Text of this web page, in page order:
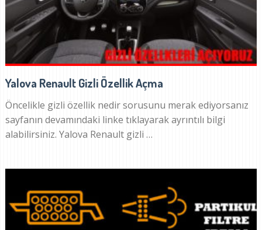
Yalova Renault Gizli Özellik Açma
Öncelikle gizli özellik nedir sorusunu merak ediyorsanız
sayfanın devamındaki linke tıklayarak ayrıntılı bilgi
alabilirsiniz. Yalova Renault gizli …